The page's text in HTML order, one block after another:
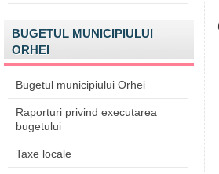
BUGETUL MUNICIPIULUI
ORHEI
Bugetul municipiului Orhei
Raporturi privind executarea
bugetului
Taxe locale